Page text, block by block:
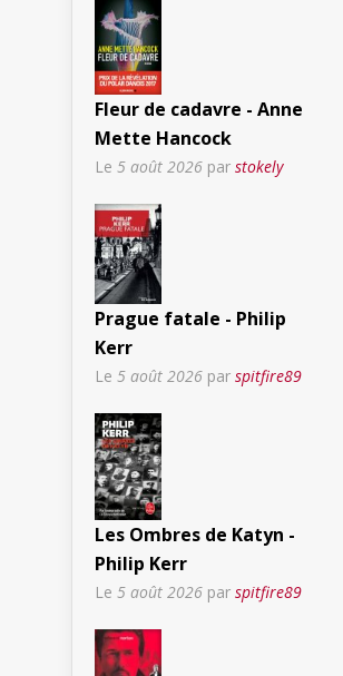
Fleur de cadavre - Anne
Mette Hancock
Le 5 août 2026 par stokely
Prague fatale - Philip
Kerr
Le 5 août 2026 par spitfire89
Les Ombres de Katyn -
Philip Kerr
Le 5 août 2026 par spitfire89